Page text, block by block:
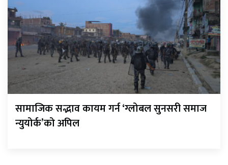
सामाजिक सद्भाव कायम गर्न ‘ग्लोबल सुनसरी समाज
न्युयोर्क’को अपिल